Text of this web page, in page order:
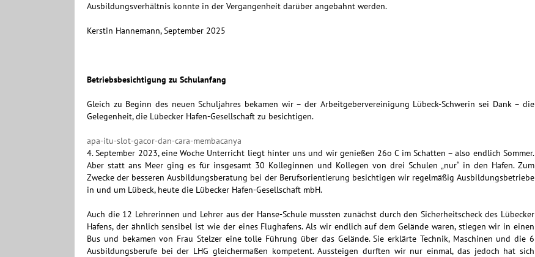
Ausbildungsverhältnis konnte in der Vergangenheit darüber angebahnt werden.
Kerstin Hannemann, September 2025
Betriebsbesichtigung zu Schulanfang
Gleich zu Beginn des neuen Schuljahres bekamen wir – der Arbeitgebervereinigung Lübeck-Schwerin sei Dank – die
Gelegenheit, die Lübecker Hafen-Gesellschaft zu besichtigen.
apa-itu-slot-gacor-dan-cara-membacanya
4. September 2023, eine Woche Unterricht liegt hinter uns und wir genießen 26o C im Schatten – also endlich Sommer.
Aber statt ans Meer ging es für insgesamt 30 Kolleginnen und Kollegen von drei Schulen „nur“ in den Hafen. Zum
Zwecke der besseren Ausbildungsberatung bei der Berufsorientierung besichtigen wir regelmäßig Ausbildungsbetriebe
in und um Lübeck, heute die Lübecker Hafen-Gesellschaft mbH.
Auch die 12 Lehrerinnen und Lehrer aus der Hanse-Schule mussten zunächst durch den Sicherheitscheck des Lübecker
Hafens, der ähnlich sensibel ist wie der eines Flughafens. Als wir endlich auf dem Gelände waren, stiegen wir in einen
Bus und bekamen von Frau Stelzer eine tolle Führung über das Gelände. Sie erklärte Technik, Maschinen und die 6
Ausbildungsberufe bei der LHG gleichermaßen kompetent. Aussteigen durften wir nur einmal, das jedoch hat sich